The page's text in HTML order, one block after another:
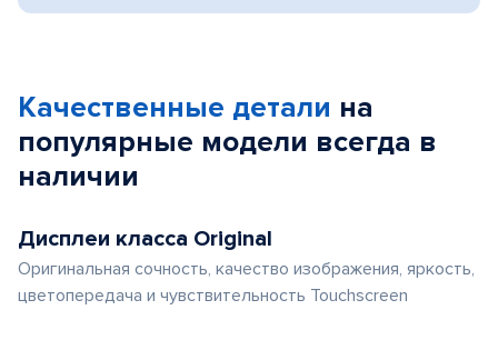
Качественные детали на
популярные модели всегда в
наличии
Дисплеи класса Original
Оригинальная сочность, качество изображения, яркость,
цветопередача и чувствительность Touchscreen